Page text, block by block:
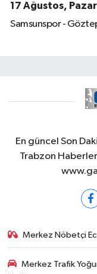
17 Ağustos,
Samsunspor -
En güncel Son
Trabzon
Merkez Nöbetçi
Merkez Trafik